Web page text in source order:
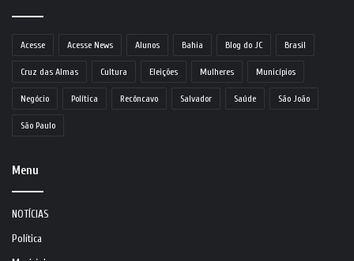
Acesse Acesse News Alunos Bahia Blog do JC Brasil
Cruz das Almas Cultura Eleições Mulheres Municípios
Negócio Política Recôncavo Salvador Saúde São João
São Paulo
Menu
NOTÍCIAS
Política